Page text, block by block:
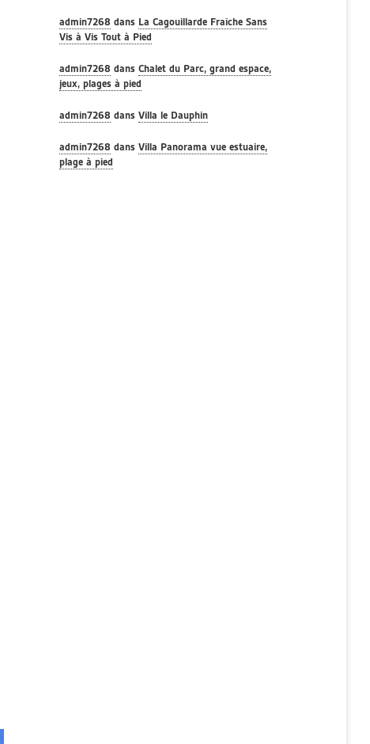
admin7268 dans La Cagouillarde Fraîche Sans
Vis à Vis Tout à Pied
admin7268 dans Chalet du Parc, grand espace,
jeux, plages à pied
admin7268 dans Villa le Dauphin
admin7268 dans Villa Panorama vue estuaire,
plage à pied